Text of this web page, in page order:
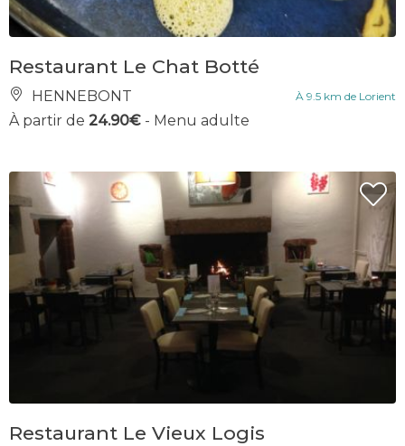
Restaurant Le Chat Botté
HENNEBONT À 9.5 km de Lorient
À partir de 24.90€ - Menu adulte
Restaurant Le Vieux Logis